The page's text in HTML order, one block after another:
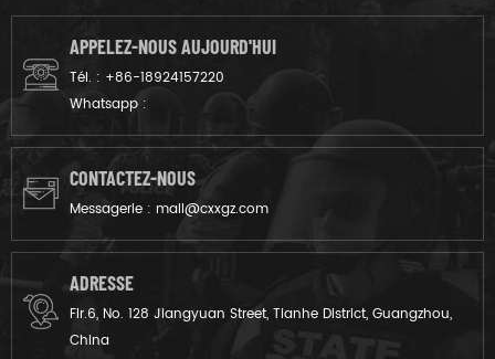
APPELEZ-NOUS AUJOURD'HUI
Tél. : +86-18924157220
Whatsapp :
CONTACTEZ-NOUS
Messagerie : mail@cxxgz.com
ADRESSE
Flr.6, No. 128 Jiangyuan Street, Tianhe District, Guangzhou,
China